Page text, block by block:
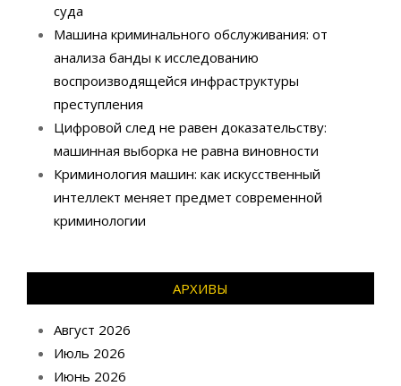
суда
Машина криминального обслуживания: от
анализа банды к исследованию
воспроизводящейся инфраструктуры
преступления
Цифровой след не равен доказательству:
машинная выборка не равна виновности
Криминология машин: как искусственный
интеллект меняет предмет современной
криминологии
АРХИВЫ
Август 2026
Июль 2026
Июнь 2026